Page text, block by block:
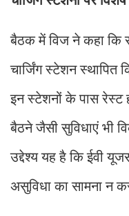
बैठक में विज ने कहा कि
चार्जिंग स्टेशन स्थापित
इन स्टेशनों के पास रेस्ट
बैठने जैसी सुविधाएं भी
उद्देश्य यह है कि ईवी
असुविधा का सामना न